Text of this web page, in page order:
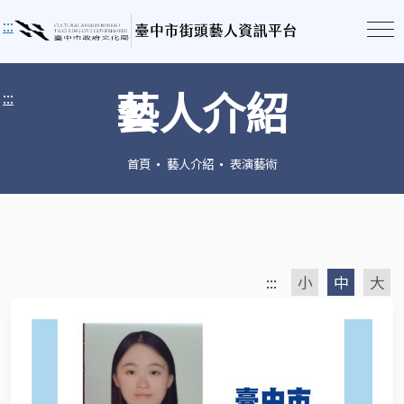
:::
::: 藝人介紹
首頁 藝人介紹 表演藝術
::: 小 中 大